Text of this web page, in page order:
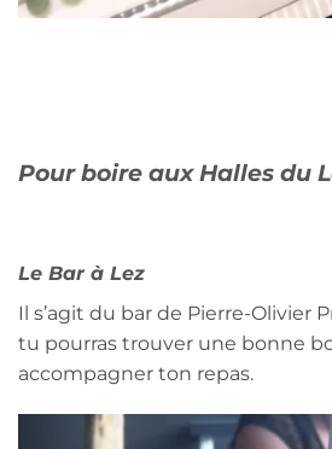
Pour boire aux Halles du
Le Bar à Lez
Il s’agit du bar de Pierre-Olivier
tu pourras trouver une bonne
accompagner ton repas.